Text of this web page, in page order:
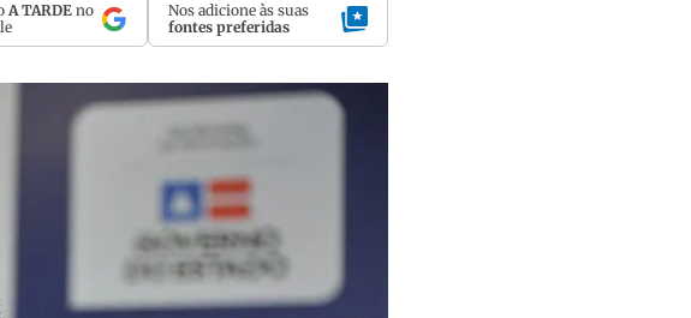
A TARDE no
Nos adicione às suas
fontes preferidas